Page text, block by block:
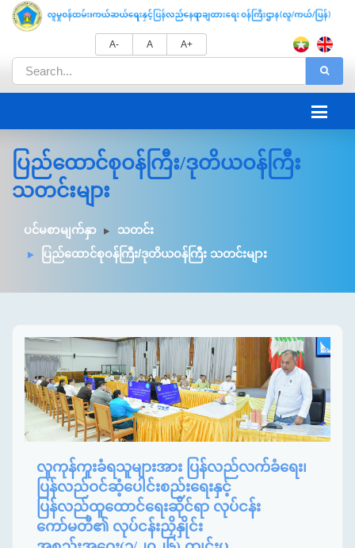
A- A A+
ပြည်ထောင်စုဝန်ကြီး/ဒုတိယဝန်ကြီး
သတင်းများ
ပင်မစာမျက်နှာ
သတင်း
ပြည်ထောင်စုဝန်ကြီး/ဒုတိယဝန်ကြီး သတင်းများ
လူကုန်ကူးခံရသူများအား ပြန်လည်လက်ခံရေး၊
ပြန်လည်ဝင်ဆံ့ပေါင်းစည်းရေးနှင့်
ပြန်လည်ထူထောင်ရေးဆိုင်ရာ လုပ်ငန်း
ကော်မတီ၏ လုပ်ငန်းညှိနှိုင်း